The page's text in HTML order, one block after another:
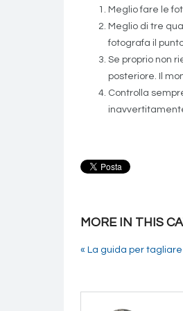
Meglio fare le
Meglio di tre
fotografa il
Se proprio non
posteriore. Il
Controlla
MORE IN THIS
« La guida per